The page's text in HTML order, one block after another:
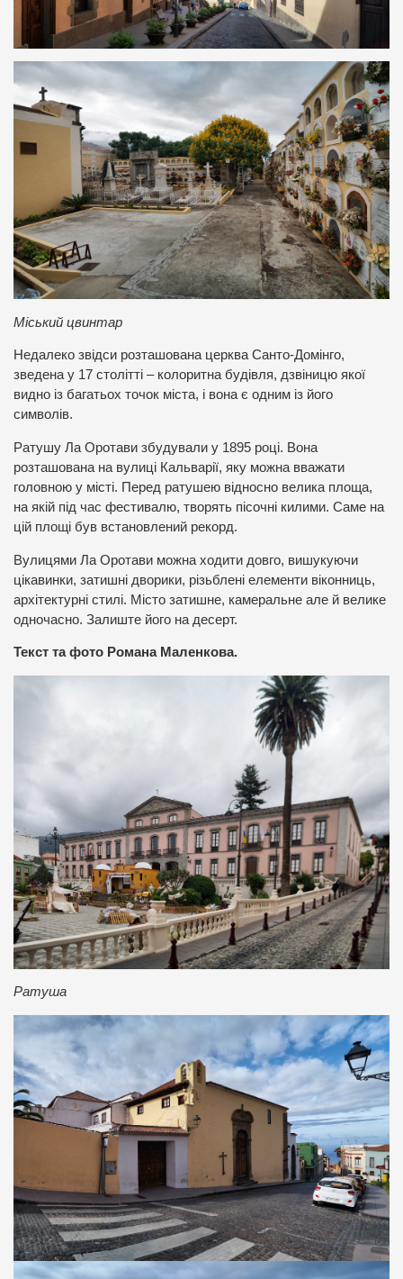
Міський цвинтар
Недалеко звідси розташована церква Санто-Домінго,
зведена у 17 столітті – колоритна будівля, дзвіницю якої
видно із багатьох точок міста, і вона є одним із його
символів.
Ратушу Ла Оротави збудували у 1895 році. Вона
розташована на вулиці Кальварії, яку можна вважати
головною у місті. Перед ратушею відносно велика площа,
на якій під час фестивалю, творять пісочні килими. Саме на
цій площі був встановлений рекорд.
Вулицями Ла Оротави можна ходити довго, вишукуючи
цікавинки, затишні дворики, різьблені елементи віконниць,
архітектурні стилі. Місто затишне, камеральне але й велике
одночасно. Залиште його на десерт.
Текст та фото Романа Маленкова.
Ратуша